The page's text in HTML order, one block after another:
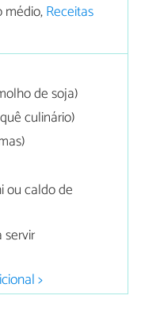
médio,Receitas
de soja)
culinário)
ou caldo de
>